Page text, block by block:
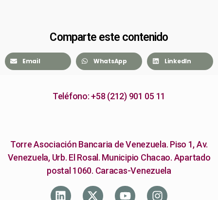
Comparte este contenido
Email WhatsApp LinkedIn
Teléfono: +58 (212) 901 05 11
Torre Asociación Bancaria de Venezuela. Piso 1, Av.
Venezuela, Urb. El Rosal. Municipio Chacao. Apartado
postal 1060. Caracas-Venezuela